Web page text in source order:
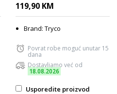
119,90 KM
Brand: Tryco
Povrat robe moguć unutar 15
dana
Dostavljamo već od
18.08.2026
Usporedite proizvod